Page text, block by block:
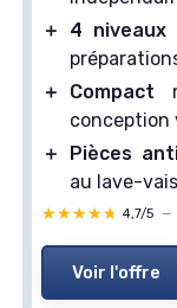
＋
4 niveaux
＋
Compact
conception
＋
Pièces
au lave-
★★★★★
★★★★★ 4,7/5 —
Voir l'offre